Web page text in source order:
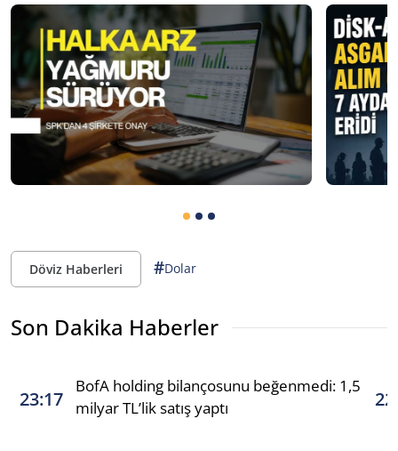
Döviz Haberleri #Dolar
Son Dakika Haberler
23:17
BofA holding bilançosunu beğenmedi: 1,5
milyar TL’lik satış yaptı